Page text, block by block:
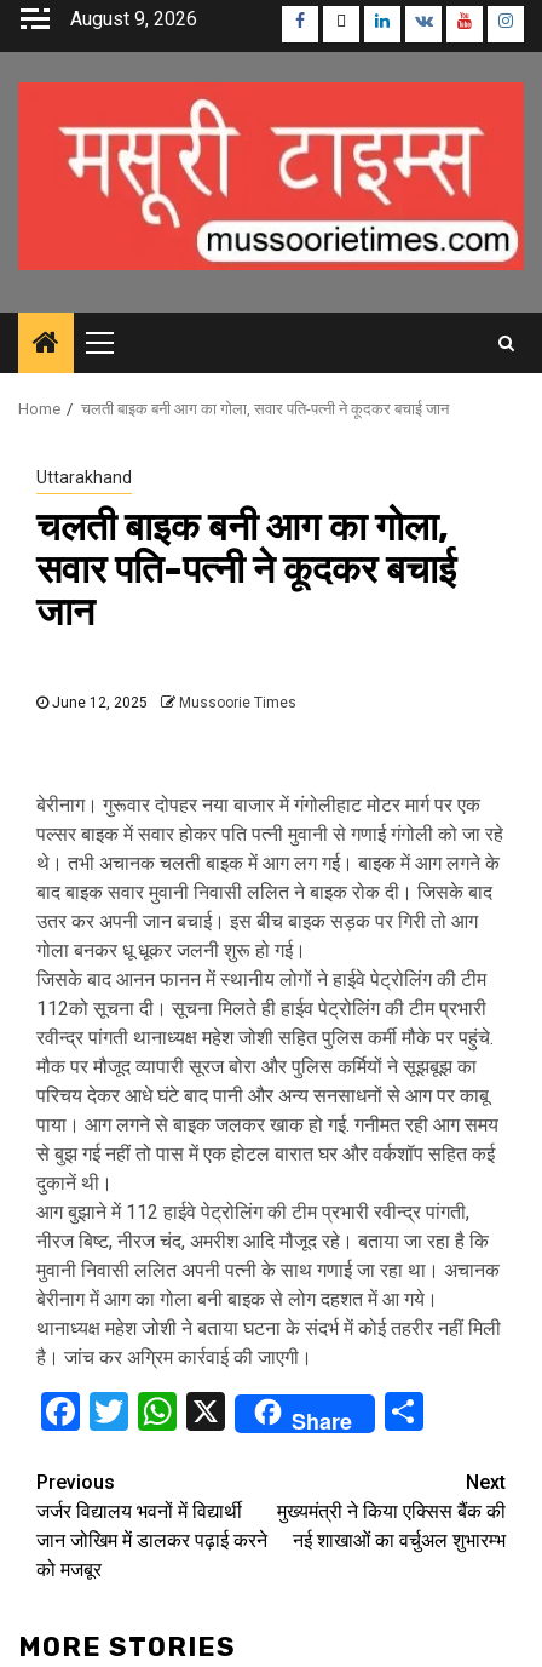
Skip
August 9, 2026 Facebook
TwitterLinkedin
VK Youtube
Primary
Menu
Home चलती बाइक बनी आग का गोला, सवार पति-पत्नी ने कूदकर बचाई जान
Uttarakhand
चलती बाइक बनी आग का गोला,
सवार पति-पत्नी ने कूदकर बचाई
जान
June 12, 2025 Mussoorie Times
बेरीनाग। गुरूवार दोपहर नया बाजार में गंगोलीहाट मोटर मार्ग पर एक
पल्सर बाइक में सवार होकर पति पत्नी मुवानी से गणाई गंगोली को जा रहे
थे। तभी अचानक चलती बाइक में आग लग गई। बाइक में आग लगने के
बाद बाइक सवार मुवानी निवासी ललित ने बाइक रोक दी। जिसके बाद
उतर कर अपनी जान बचाई। इस बीच बाइक सड़क पर गिरी तो आग
गोला बनकर धू धूकर जलनी शुरू हो गई।
जिसके बाद आनन फानन में स्थानीय लोगों ने हाईवे पेट्रोलिंग की टीम
112को सूचना दी। सूचना मिलते ही हाईव पेट्रोलिंग की टीम प्रभारी
रवीन्द्र पांगती थानाध्यक्ष महेश जोशी सहित पुलिस कर्मी मौके पर पहुंचे.
मौक पर मौजूद व्यापारी सूरज बोरा और पुलिस कर्मियों ने सूझबूझ का
परिचय देकर आधे घंटे बाद पानी और अन्य सनसाधनों से आग पर काबू
पाया। आग लगने से बाइक जलकर खाक हो गई. गनीमत रही आग समय
से बुझ गई नहीं तो पास में एक होटल बारात घर और वर्कशॉप सहित कई
दुकानें थी।
आग बुझाने में 112 हाईवे पेट्रोलिंग की टीम प्रभारी रवीन्द्र पांगती,
नीरज बिष्ट, नीरज चंद, अमरीश आदि मौजूद रहे। बताया जा रहा है कि
मुवानी निवासी ललित अपनी पत्नी के साथ गणाई जा रहा था। अचानक
बेरीनाग में आग का गोला बनी बाइक से लोग दहशत में आ गये।
थानाध्यक्ष महेश जोशी ने बताया घटना के संदर्भ में कोई तहरीर नहीं मिली
है। जांच कर अग्रिम कार्रवाई की जाएगी।
Facebook
TwitterWhatsApp
X Share
Continue
Reading
Previous
जर्जर विद्यालय भवनों में विद्यार्थी
जान जोखिम में डालकर पढ़ाई करने
को मजबूर
Next
मुख्यमंत्री ने किया एक्सिस बैंक की
नई शाखाओं का वर्चुअल शुभारम्भ
MORE STORIES